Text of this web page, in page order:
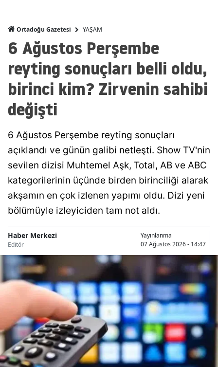
Muğla
Muş
Nevşehir
Niğde
Sakarya
Samsun
Siirt
Sinop
Sivas
Tokat
Trabzon
Tunceli
Şanlıurfa
Uşak
Van
Ortadoğu Gazetesi YAŞAM
6 Ağustos Perşembe
reyting sonuçları belli oldu,
birinci kim? Zirvenin sahibi
değişti
6 Ağustos Perşembe reyting sonuçları
açıklandı ve günün galibi netleşti. Show TV'nin
sevilen dizisi Muhtemel Aşk, Total, AB ve ABC
kategorilerinin üçünde birden birinciliği alarak
akşamın en çok izlenen yapımı oldu. Dizi yeni
bölümüyle izleyiciden tam not aldı.
Haber Merkezi
Editör
Yayınlanma
07 Ağustos 2026 - 14:47